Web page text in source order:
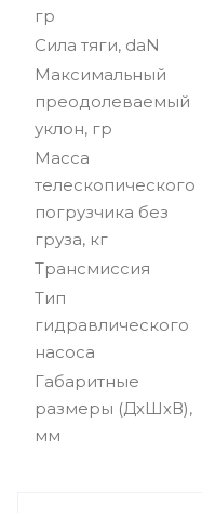
гр
Сила тяги, daN
Максимальный
преодолеваемый
уклон, гр
Масса
телескопического
погрузчика без
груза, кг
Трансмиссия
Тип
гидравлического
насоса
Габаритные
размеры (ДхШхВ),
мм